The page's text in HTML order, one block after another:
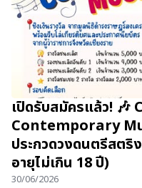
เปิดรับสมัครแล้ว!
Contemporary
ประกวดวงดนตรีสตริ
อายุไม่เกิน 18 ปี)
30/06/2026